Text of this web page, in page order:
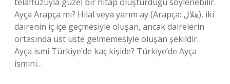
Ayça Arapça mı? Hilal veya yarım ay (Arapça: هلال), iki
dairenin iç içe geçmesiyle oluşan, ancak dairelerin
ortasında üst üste gelmemesiyle oluşan şekildir.
Ayça ismi Türkiye’de kaç kişide? Türkiye’de Ayça
ismini…